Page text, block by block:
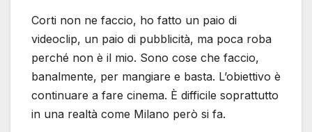
Corti non ne faccio, ho fatto un paio di
videoclip, un paio di pubblicità, ma poca roba
perché non è il mio. Sono cose che faccio,
banalmente, per mangiare e basta. L’obiettivo è
continuare a fare cinema. È difficile soprattutto
in una realtà come Milano però si fa.